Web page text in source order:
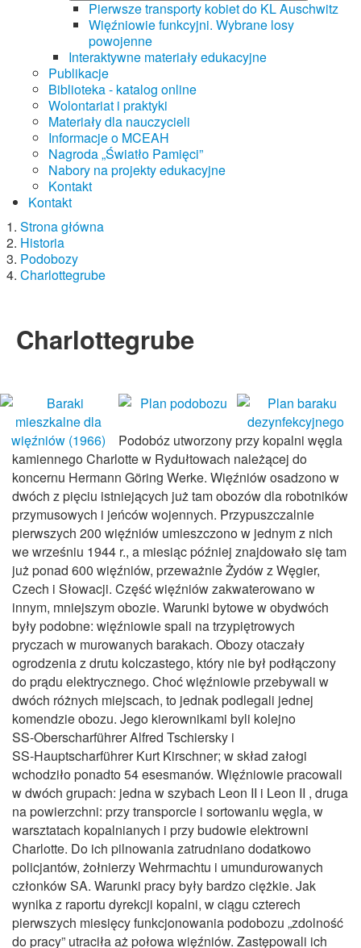
Pierwsze transporty kobiet do KL Auschwitz
Więźniowie funkcyjni. Wybrane losy
powojenne
Interaktywne materiały edukacyjne
Publikacje
Biblioteka - katalog online
Wolontariat i praktyki
Materiały dla nauczycieli
Informacje o MCEAH
Nagroda „Światło Pamięci”
Nabory na projekty edukacyjne
Kontakt
Kontakt
Strona główna
Historia
Podobozy
Charlottegrube
Charlottegrube
Podobóz utworzony przy kopalni węgla
kamiennego Charlotte w Rydułtowach należącej do
koncernu Hermann Göring Werke. Więźniów osadzono w
dwóch z pięciu istniejących już tam obozów dla robotników
przymusowych i jeńców wojennych. Przypuszczalnie
pierwszych 200 więźniów umieszczono w jednym z nich
we wrześniu 1944 r., a miesiąc później znajdowało się tam
już ponad 600 więźniów, przeważnie Żydów z Węgier,
Czech i Słowacji. Część więźniów zakwaterowano w
innym, mniejszym obozie. Warunki bytowe w obydwóch
były podobne: więźniowie spali na trzypiętrowych
pryczach w murowanych barakach. Obozy otaczały
ogrodzenia z drutu kolczastego, który nie był podłączony
do prądu elektrycznego. Choć więźniowie przebywali w
dwóch różnych miejscach, to jednak podlegali jednej
komendzie obozu. Jego kierownikami byli kolejno
SS‑Oberscharführer Alfred Tschiersky i
SS‑Hauptscharführer Kurt Kirschner; w skład załogi
wchodziło ponadto 54 esesmanów. Więźniowie pracowali
w dwóch grupach: jedna w szybach Leon II i Leon II , druga
na powierzchni: przy transporcie i sortowaniu węgla, w
warsztatach kopalnianych i przy budowie elektrowni
Charlotte. Do ich pilnowania zatrudniano dodatkowo
policjantów, żołnierzy Wehrmachtu i umundurowanych
członków SA. Warunki pracy były bardzo ciężkie. Jak
wynika z raportu dyrekcji kopalni, w ciągu czterech
pierwszych miesięcy funkcjonowania podobozu „zdolność
do pracy” utraciła aż połowa więźniów. Zastępowali ich